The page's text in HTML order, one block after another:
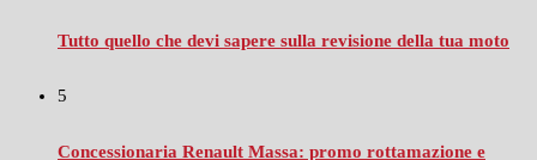
Tutto quello che devi sapere sulla revisione della tua moto
5
Concessionaria Renault Massa: promo rottamazione e